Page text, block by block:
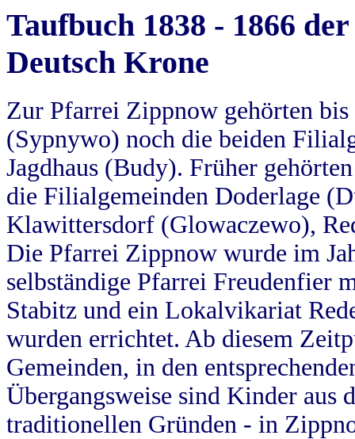
Taufbuch 1838 - 1866
Deutsch Krone
Zur Pfarrei Zippnow gehörten
(Sypnywo) noch die beiden
Jagdhaus (Budy). Früher
die Filialgemeinden Doderlage
Klawittersdorf (Glowaczewo),
Die Pfarrei Zippnow wurde im
selbständige Pfarrei Freudenfier
Stabitz und ein Lokalvikariat
wurden errichtet. Ab diesem
Gemeinden, in den
Übergangsweise sind Kinder aus
traditionellen Gründen - in